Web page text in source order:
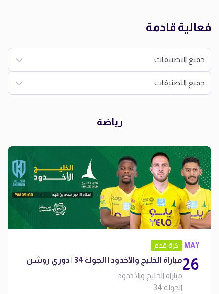
فعالية قادمة
جميع التصنيفات
جميع التصنيفات
رياضة
MAY
26
كرة قدم
مباراة الخليج والأخدود | الجولة 34 | دوري روشن
مباراة الخليج والأخدود
الجولة 34